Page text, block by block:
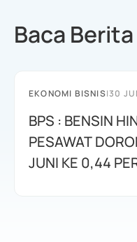
Baca
EKONOMI BISNIS|30
BPS : BENSIN
PESAWAT
JUNI KE 0,44